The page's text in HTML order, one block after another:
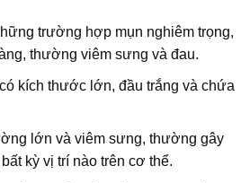
trường hợp mụn nghiêm trọng,
thường viêm sưng và đau.
kích thước lớn, đầu trắng và chứa
lớn và viêm sưng, thường gây
kỳ vị trí nào trên cơ thể.